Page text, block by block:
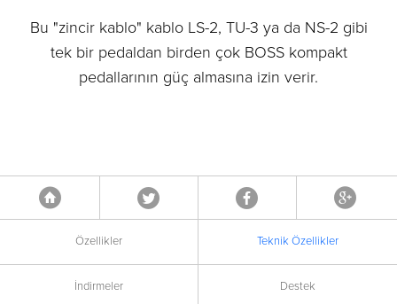
Bu "zincir kablo" kablo LS-2, TU-3 ya da NS-2 gibi
tek bir pedaldan birden çok BOSS kompakt
pedallarının güç almasına izin verir.
Özellikler Teknik Özellikler
İndirmeler Destek